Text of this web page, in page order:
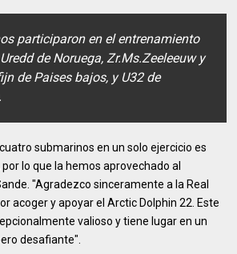
participaron en el entrenamiento
de Noruega, Zr.Ms.Zeeleeuw y
de Paises bajos, y U32 de
submarinos en un solo ejercicio es
lo que la hemos aprovechado al
"Agradezco sinceramente a la Real
acoger y apoyar el Arctic Dolphin 22. Este
valioso y tiene lugar en un
desafiante".